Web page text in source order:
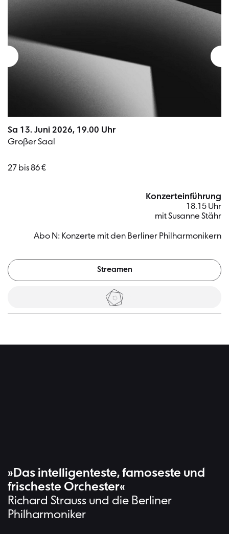
Sa 13. Juni 2026, 19.00 Uhr
Großer Saal
27 bis 86 €
Konzerteinführung
18.15 Uhr
mit Susanne Stähr
Abo N: Konzerte mit den Berliner Philharmonikern
Streamen
Tickets
»Das intelligenteste, famoseste und
frischeste Orchester«
Richard Strauss und die Berliner
Philharmoniker